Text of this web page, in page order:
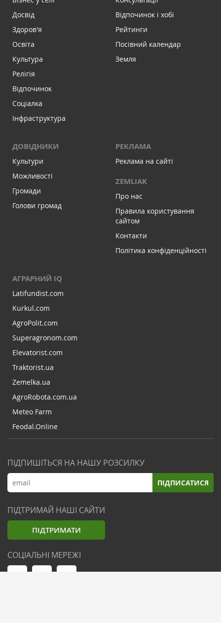
Досвід
Здоров'я
Освіта
Культура
Релігія
Відпочинок
Соціалка
Інфраструктура
Відпочинок і хобі
Рейтинги
Посівний календар
Земля
ДОВІДНИКИ
Культури
Можливості
Громади
Голови громад
РЕКЛАМА
Реклама на сайті
ZEMLIAK
Про нас
Правила користування
сайтом
Контакти
Політика конфіденційності
АГРАРНИЙ IQ
Latifundist.com
Kurkul.com
AgroPolit.com
Superagronom.com
Elevatorist.com
Traktorist.ua
Zemelka.ua
AgroRobota.com.ua
Meteo Farm
Feodal.Online
ПІДПИШІТЬСЯ НА НАШУ РОЗСИЛКУ
ПІДПИСАТИСЯ
ПІДТРИМАЙ НАШІ САЙТИ
ПІДТРИМАТИ
СОЦІАЛЬНІ МЕРЕЖІ